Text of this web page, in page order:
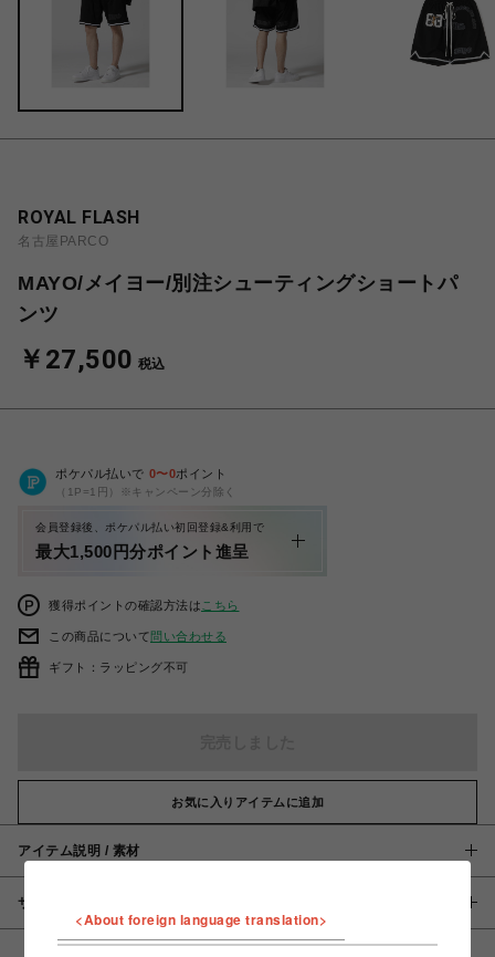
ROYAL FLASH
名古屋PARCO
MAYO/メイヨー/別注シューティングショートパ
ンツ
￥27,500 税込
ポケパル払いで 0〜0ポイント
（1P=1円）※キャンペーン分除く
会員登録後、ポケパル払い初回登録&利用で
最大1,500円分ポイント進呈
獲得ポイントの確認方法は こちら
この商品について問い合わせる
ギフト：ラッピング不可
お気に入りアイテムに追加
アイテム説明 / 素材
サイズ
<About foreign language translation>